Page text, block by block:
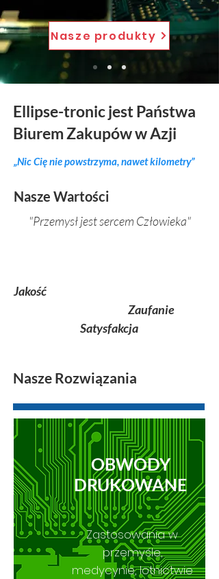
Nasze produkty
Ellipse-tronic jest Państwa
Biurem Zakupów w Azji
„Nic Cię nie powstrzyma, nawet kilometry”
Nasze Wartości
"Przemysł jest sercem Człowieka"
Jakość
Zaufanie
Satysfakcja
Nasze Rozwiązania
OBWODY
DRUKOWANE
Zastosowania w
przemyśle,
medycynie, lotnictwie